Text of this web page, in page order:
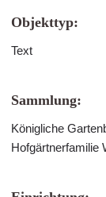
Objekttyp:
Text
Sammlung:
Königliche
Hofgärtnerfamilie